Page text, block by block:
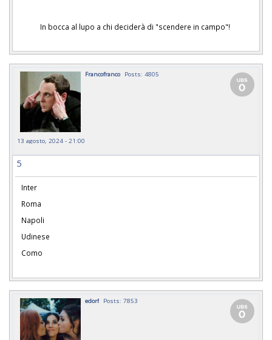
In bocca al lupo a chi deciderà di "scendere in campo"!
Francofranco Posts: 4805
13 agosto, 2024 - 21:00
5
Inter
Roma
Napoli
Udinese
Como
edorf Posts: 7853